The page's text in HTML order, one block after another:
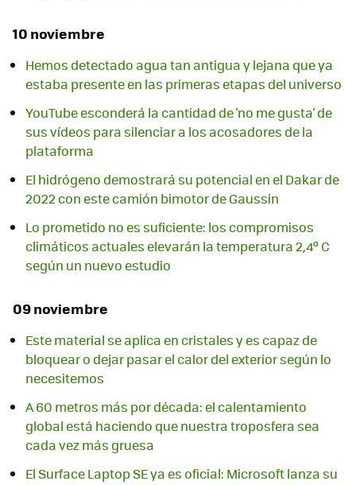
10 noviembre
Hemos detectado agua tan antigua y lejana que ya
estaba presente en las primeras etapas del universo
YouTube esconderá la cantidad de 'no me gusta' de
sus vídeos para silenciar a los acosadores de la
plataforma
El hidrógeno demostrará su potencial en el Dakar de
2022 con este camión bimotor de Gaussin
Lo prometido no es suficiente: los compromisos
climáticos actuales elevarán la temperatura 2,4º C
según un nuevo estudio
09 noviembre
Este material se aplica en cristales y es capaz de
bloquear o dejar pasar el calor del exterior según lo
necesitemos
A 60 metros más por década: el calentamiento
global está haciendo que nuestra troposfera sea
cada vez más gruesa
El Surface Laptop SE ya es oficial: Microsoft lanza su